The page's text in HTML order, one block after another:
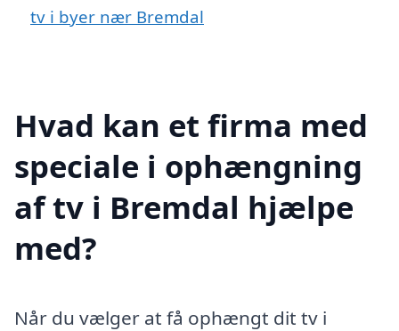
tv i byer nær Bremdal
Hvad kan et firma med
speciale i ophængning
af tv i Bremdal hjælpe
med?
Når du vælger at få ophængt dit tv i